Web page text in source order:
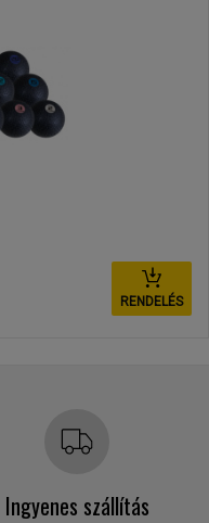
RENDELÉS
Ingyenes szállítás